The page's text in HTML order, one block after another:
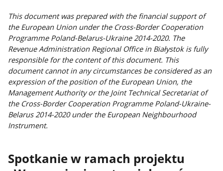
This document was prepared with the financial support of
the European Union under the Cross-Border Cooperation
Programme Poland-Belarus-Ukraine 2014-2020. The
Revenue Administration Regional Office in Białystok is fully
responsible for the content of this document. This
document cannot in any circumstances be considered as an
expression of the position of the European Union, the
Management Authority or the Joint Technical Secretariat of
the Cross-Border Cooperation Programme Poland-Ukraine-
Belarus 2014-2020 under the European Neighbourhood
Instrument.
Spotkanie w ramach projektu